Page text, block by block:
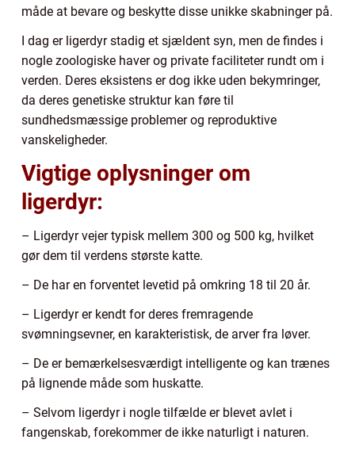
måde at bevare og beskytte disse unikke skabninger på.
I dag er ligerdyr stadig et sjældent syn, men de findes i
nogle zoologiske haver og private faciliteter rundt om i
verden. Deres eksistens er dog ikke uden bekymringer,
da deres genetiske struktur kan føre til
sundhedsmæssige problemer og reproduktive
vanskeligheder.
Vigtige oplysninger om
ligerdyr:
– Ligerdyr vejer typisk mellem 300 og 500 kg, hvilket
gør dem til verdens største katte.
– De har en forventet levetid på omkring 18 til 20 år.
– Ligerdyr er kendt for deres fremragende
svømningsevner, en karakteristisk, de arver fra løver.
– De er bemærkelsesværdigt intelligente og kan trænes
på lignende måde som huskatte.
– Selvom ligerdyr i nogle tilfælde er blevet avlet i
fangenskab, forekommer de ikke naturligt i naturen.